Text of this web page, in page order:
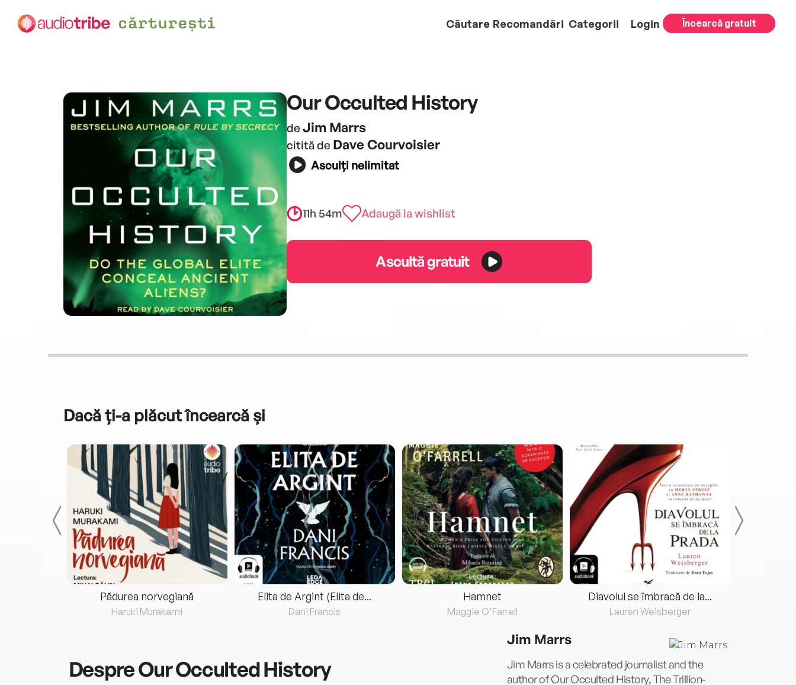
Căutare Recomandări Categorii Login Încearcă gratuit
Our Occulted History
de Jim Marrs
citită de Dave Courvoisier
Asculți nelimitat
11h 54m Adaugă la wishlist
Ascultă gratuit
Dacă ți-a plăcut încearcă și
Pădurea norvegiană
Haruki Murakami
Elita de Argint (Elita de...
Dani Francis
Hamnet
Maggie O'Farrell
Diavolul se îmbracă de la...
Lauren Weisberger
DespreOur Occulted History
Jim Marrs
Jim Marrs is a celebrated journalist and the
author of Our Occulted History, The Trillion-